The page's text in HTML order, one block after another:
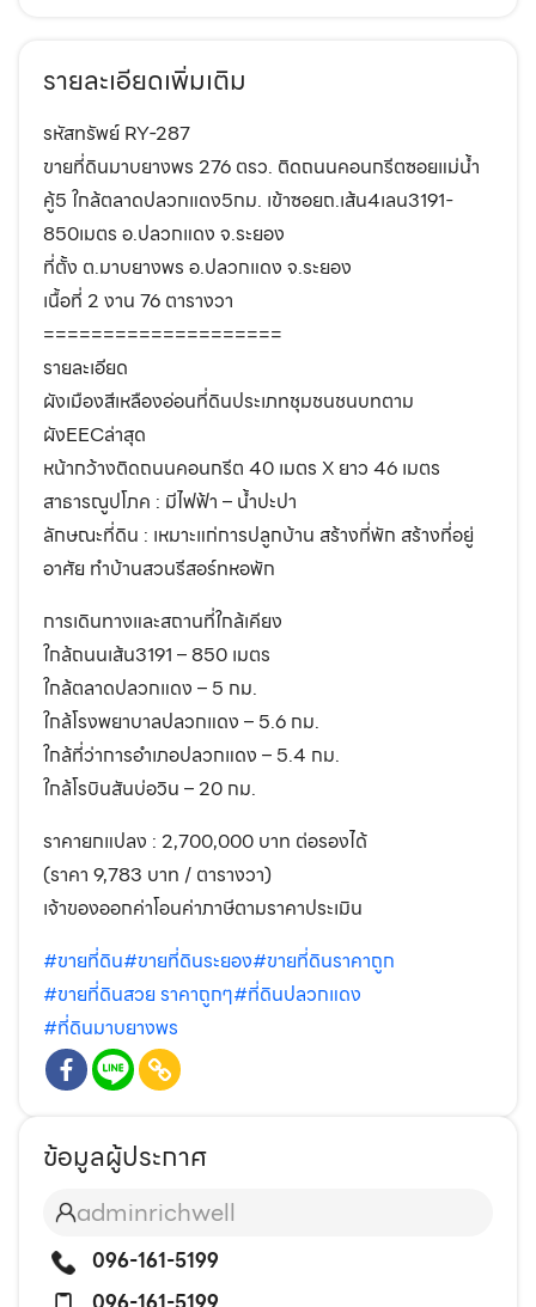
รายละเอียดเพิ่มเติม
รหัสทรัพย์ RY-287
ขายที่ดินมาบยางพร 276 ตรว. ติดถนนคอนกรีตซอยแม่น้ำ
คู้5 ใกล้ตลาดปลวกแดง5กม. เข้าซอยถ.เส้น4เลน3191-
850เมตร อ.ปลวกแดง จ.ระยอง
ที่ตั้ง ต.มาบยางพร อ.ปลวกแดง จ.ระยอง
เนื้อที่ 2 งาน 76 ตารางวา
====================
รายละเอียด
ผังเมืองสีเหลืองอ่อนที่ดินประเภทชุมชนชนบทตาม
ผังEECล่าสุด
หน้ากว้างติดถนนคอนกรีต 40 เมตร X ยาว 46 เมตร
สาธารณูปโภค : มีไฟฟ้า – น้ำปะปา
ลักษณะที่ดิน : เหมาะแก่การปลูกบ้าน สร้างที่พัก สร้างที่อยู่
อาศัย ทำบ้านสวนรีสอร์ทหอพัก
การเดินทางและสถานที่ใกล้เคียง
ใกล้ถนนเส้น3191 – 850 เมตร
ใกล้ตลาดปลวกแดง – 5 กม.
ใกล้โรงพยาบาลปลวกแดง – 5.6 กม.
ใกล้ที่ว่าการอำเภอปลวกแดง – 5.4 กม.
ใกล้โรบินสันบ่อวิน – 20 กม.
ราคายกแปลง : 2,700,000 บาท ต่อรองได้
(ราคา 9,783 บาท / ตารางวา)
เจ้าของออกค่าโอนค่าภาษีตามราคาประเมิน
#ขายที่ดิน#ขายที่ดินระยอง#ขายที่ดินราคาถูก
#ขายที่ดินสวย ราคาถูกๆ#ที่ดินปลวกแดง
#ที่ดินมาบยางพร
ข้อมูลผู้ประกาศ
adminrichwell
096-161-5199